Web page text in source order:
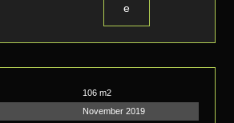
e
106 m2
November 2019